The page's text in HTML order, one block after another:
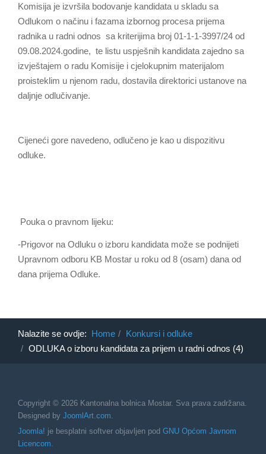
Komisija je izvršila bodovanje kandidata u skladu sa
Odlukom o načinu i fazama izbornog procesa prijema
radnika u radni odnos sa kriterijima broj 01-1-1-3997/24 od
09.08.2024.godine, te listu uspješnih kandidata zajedno sa
izvještajem o radu Komisije i cjelokupnim materijalom
proisteklim u njenom radu, dostavila direktorici ustanove na
daljnje odlučivanje.
Cijeneći gore navedeno, odlučeno je kao u dispozitivu
odluke.
Pouka o pravnom lijeku:
-Prigovor na Odluku o izboru kandidata može se podnijeti
Upravnom odboru KB Mostar u roku od 8 (osam) dana od
dana prijema Odluke.
Nalazite se ovdje: Home
Konkursi i odluke
ODLUKA o izboru kandidata za prijem u radni odnos (4)
Copyright © 2026 Kantonalna bolnica Mostar. Sva prava zadržana.
Designed by JoomlArt.com.
Joomla! je besplatni softver objavljen pod GNU Općom Javnom
Licencom.